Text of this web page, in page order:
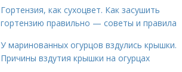
Гортензия, как сухоцвет. Как засушить
гортензию правильно — советы и правила
У маринованных огурцов вздулись крышки.
Причины вздутия крышки на огурцах